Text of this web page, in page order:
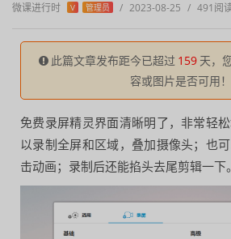
微课进行时 V 管理员 / 2023-08-25 / 491阅
此篇文章发布距今已超过 159 天，
容或图片是否可用！
免费录屏精灵界面清晰明了，非常轻
以录制全屏和区域，叠加摄像头；也
击动画；录制后还能掐头去尾剪辑一下。